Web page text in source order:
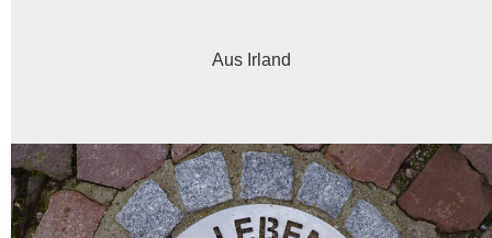
Aus Irland